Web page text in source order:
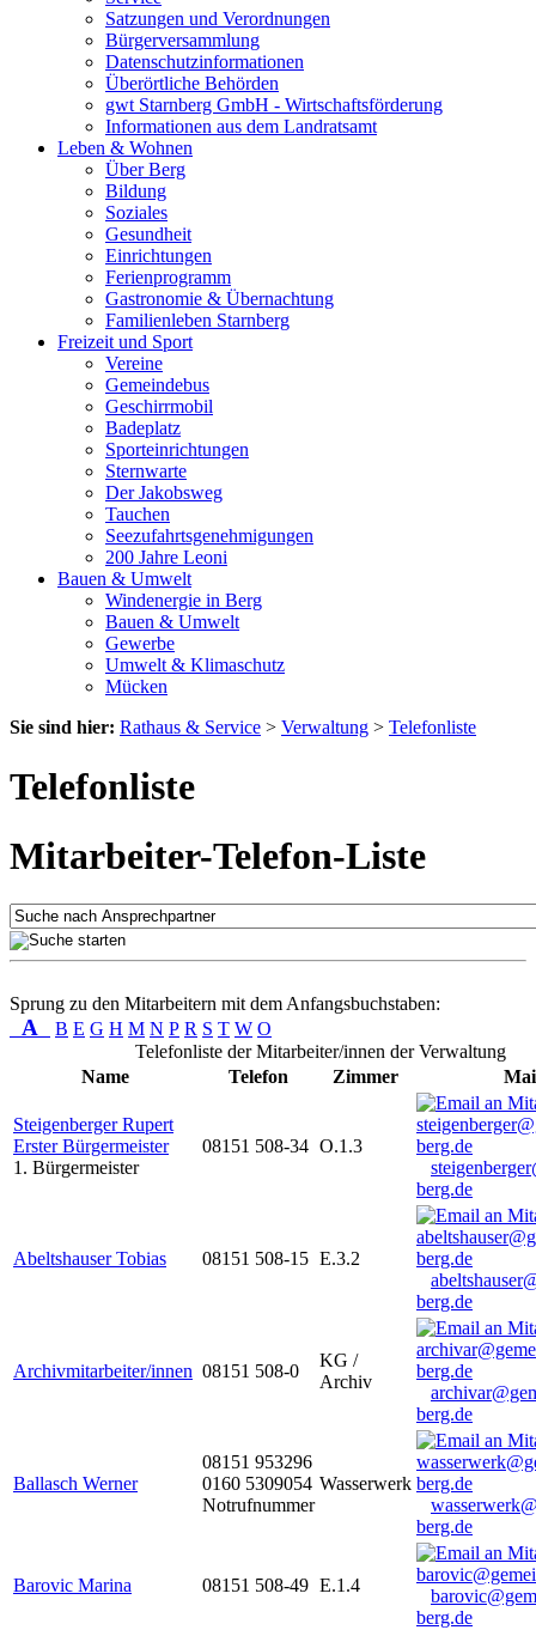
Satzungen und Verordnungen
Bürgerversammlung
Datenschutzinformationen
Überörtliche Behörden
gwt Starnberg GmbH - Wirtschaftsförderung
Informationen aus dem Landratsamt
Leben & Wohnen
Über Berg
Bildung
Soziales
Gesundheit
Einrichtungen
Ferienprogramm
Gastronomie & Übernachtung
Familienleben Starnberg
Freizeit und Sport
Vereine
Gemeindebus
Geschirrmobil
Badeplatz
Sporteinrichtungen
Sternwarte
Der Jakobsweg
Tauchen
Seezufahrtsgenehmigungen
200 Jahre Leoni
Bauen & Umwelt
Windenergie in Berg
Bauen & Umwelt
Gewerbe
Umwelt & Klimaschutz
Mücken
Sie sind hier: Rathaus & Service > Verwaltung > Telefonliste
Telefonliste
Mitarbeiter-Telefon-Liste
Sprung zu den Mitarbeitern mit dem Anfangsbuchstaben:
A B E G H M N P R S T W O
Telefonliste der Mitarbeiter/innen der Verwaltung
Name
Telefon Zimmer
Steigenberger Rupert
Erster Bürgermeister
1. Bürgermeister
08151 508-34 O.1.3
berg.de
Abeltshauser Tobias 08151 508-15 E.3.2
berg.de
Archivmitarbeiter/innen 08151 508-0
KG /
Archiv
berg.de
Ballasch Werner
08151 953296
0160 5309054
Notrufnummer
Wasserwerk
berg.de
Barovic Marina 08151 508-49 E.1.4
berg.de